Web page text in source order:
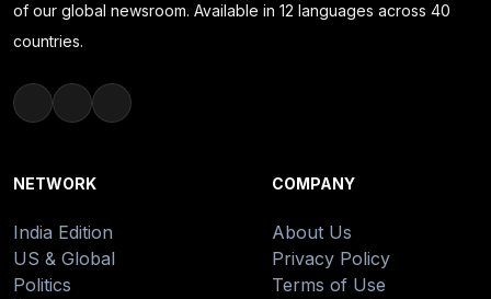
of our global newsroom. Available in 12 languages across 40
countries.
NETWORK
India Edition
US & Global
Politics
COMPANY
About Us
Privacy Policy
Terms of Use